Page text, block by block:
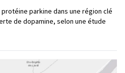
parkine dans une région clé
de dopamine, selon une étude